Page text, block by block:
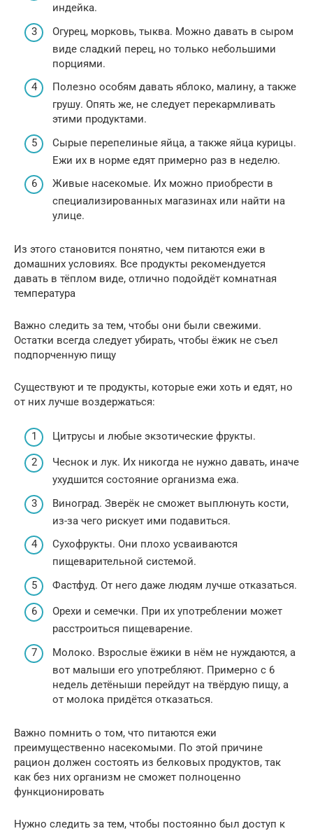
индейка.
Огурец, морковь, тыква. Можно давать в сыром
виде сладкий перец, но только небольшими
порциями.
Полезно особям давать яблоко, малину, а также
грушу. Опять же, не следует перекармливать
этими продуктами.
Сырые перепелиные яйца, а также яйца курицы.
Ежи их в норме едят примерно раз в неделю.
Живые насекомые. Их можно приобрести в
специализированных магазинах или найти на
улице.
Из этого становится понятно, чем питаются ежи в
домашних условиях. Все продукты рекомендуется
давать в тёплом виде, отлично подойдёт комнатная
температура
Важно следить за тем, чтобы они были свежими.
Остатки всегда следует убирать, чтобы ёжик не съел
подпорченную пищу
Существуют и те продукты, которые ежи хоть и едят, но
от них лучше воздержаться:
Цитрусы и любые экзотические фрукты.
Чеснок и лук. Их никогда не нужно давать, иначе
ухудшится состояние организма ежа.
Виноград. Зверёк не сможет выплюнуть кости,
из-за чего рискует ими подавиться.
Сухофрукты. Они плохо усваиваются
пищеварительной системой.
Фастфуд. От него даже людям лучше отказаться.
Орехи и семечки. При их употреблении может
расстроиться пищеварение.
Молоко. Взрослые ёжики в нём не нуждаются, а
вот малыши его употребляют. Примерно с 6
недель детёныши перейдут на твёрдую пищу, а
от молока придётся отказаться.
Важно помнить о том, что питаются ежи
преимущественно насекомыми. По этой причине
рацион должен состоять из белковых продуктов, так
как без них организм не сможет полноценно
функционировать
Нужно следить за тем, чтобы постоянно был доступ к